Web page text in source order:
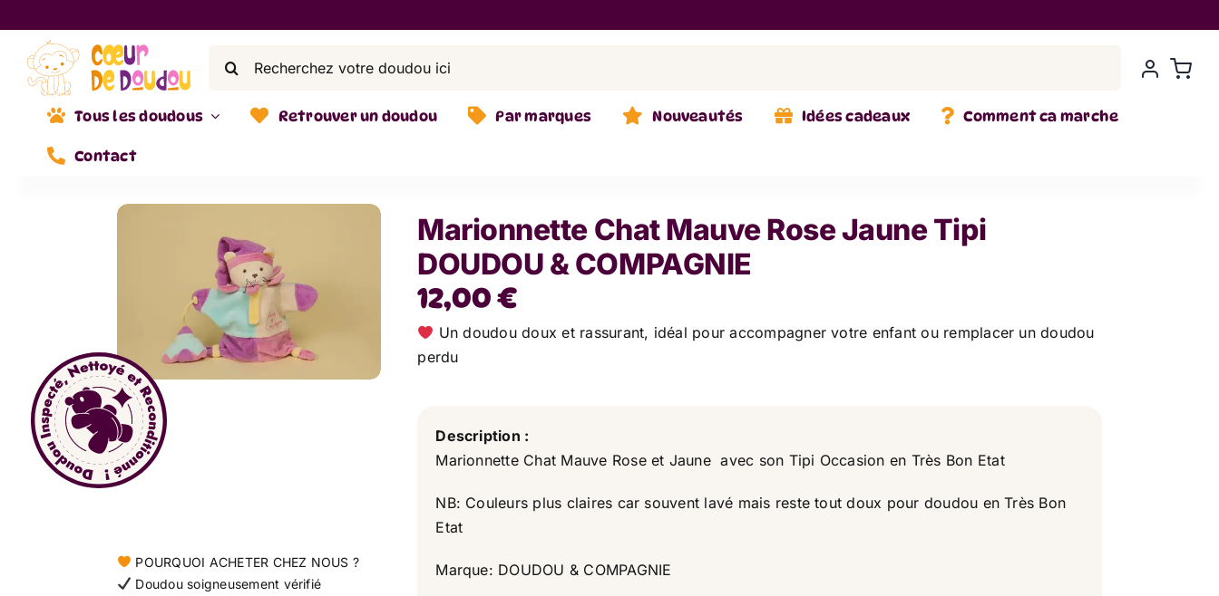
to
content
Tous les doudous Retrouver un doudou Par marques Nouveautés Idées cadeaux Comment ca marche
Contact
POURQUOI ACHETER CHEZ NOUS ?
Doudou soigneusement vérifié
Marionnette Chat Mauve Rose Jaune Tipi
DOUDOU & COMPAGNIE
12,00€
Un doudou doux et rassurant, idéal pour accompagner votre enfant ou remplacer un doudou
perdu
Description :
Marionnette Chat Mauve Rose et Jaune avec son Tipi Occasion en Très Bon Etat
NB: Couleurs plus claires car souvent lavé mais reste tout doux pour doudou en Très Bon
Etat
Marque: DOUDOU & COMPAGNIE